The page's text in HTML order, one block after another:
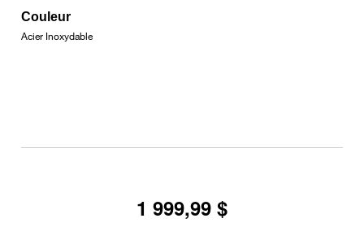
Couleur
Acier Inoxydable
1 999,99 $